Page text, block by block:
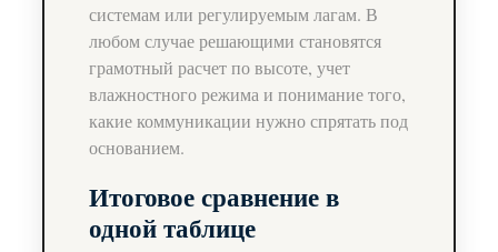
системам или регулируемым лагам. В
любом случае решающими становятся
грамотный расчет по высоте, учет
влажностного режима и понимание того,
какие коммуникации нужно спрятать под
основанием.
Итоговое сравнение в
одной таблице